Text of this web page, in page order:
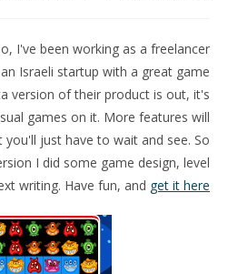
I've been working as a freelancer
Israeli startup with a great game
version of their product is out, it's
games on it. More features will
just have to wait and see. So
I did some game design, level
writing. Have fun, and get it here!